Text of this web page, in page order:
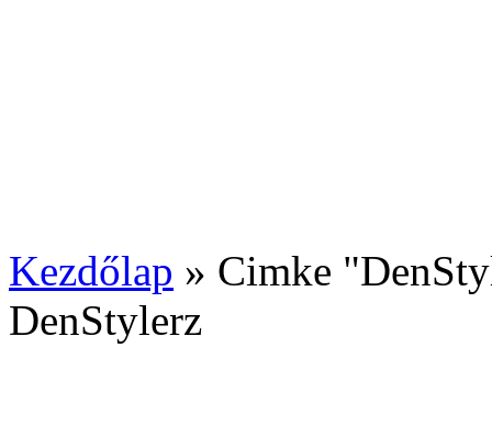
Kezdőlap » Cimke
DenStylerz